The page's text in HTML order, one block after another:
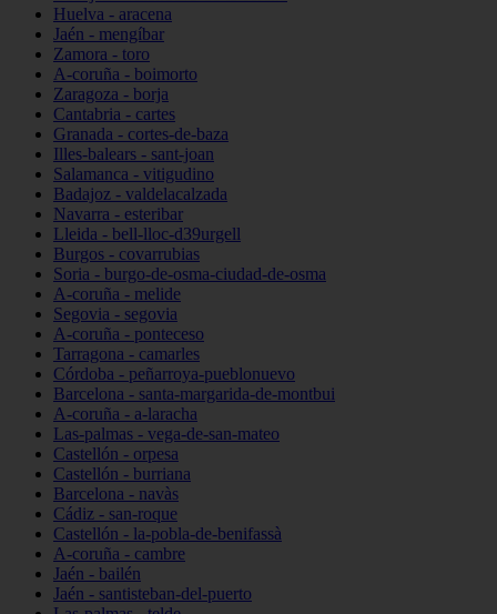
Huelva - aracena
Jaén - mengíbar
Zamora - toro
A-coruña - boimorto
Zaragoza - borja
Cantabria - cartes
Granada - cortes-de-baza
Illes-balears - sant-joan
Salamanca - vitigudino
Badajoz - valdelacalzada
Navarra - esteribar
Lleida - bell-lloc-d39urgell
Burgos - covarrubias
Soria - burgo-de-osma-ciudad-de-osma
A-coruña - melide
Segovia - segovia
A-coruña - ponteceso
Tarragona - camarles
Córdoba - peñarroya-pueblonuevo
Barcelona - santa-margarida-de-montbui
A-coruña - a-laracha
Las-palmas - vega-de-san-mateo
Castellón - orpesa
Castellón - burriana
Barcelona - navàs
Cádiz - san-roque
Castellón - la-pobla-de-benifassà
A-coruña - cambre
Jaén - bailén
Jaén - santisteban-del-puerto